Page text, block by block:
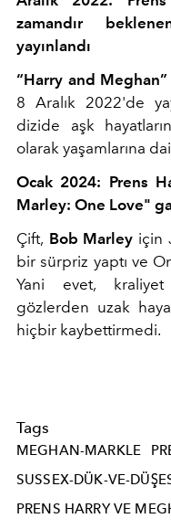
zamandır
yayınlandı
“Harry and Meghan”
8 Aralık 2022'de
dizide aşk
olarak yaşamlarına
Ocak 2024: Prens
Marley: One Love"
Çift, Bob Marley için
bir sürpriz yaptı ve
Yani evet, kraliyet
gözlerden uzak
hiçbir kaybettirmedi.
Tags
MEGHAN-MARKLE
SUSSEX-DÜK-VE-
PRENS HARRY VE